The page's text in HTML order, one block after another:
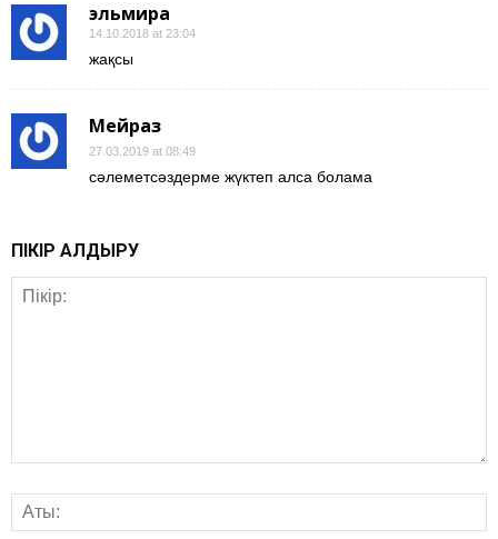
эльмира
14.10.2018 at 23:04
жақсы
Мейраз
27.03.2019 at 08:49
сәлеметсәздерме жүктеп алса болама
ПІКІР ҚАЛДЫРУ